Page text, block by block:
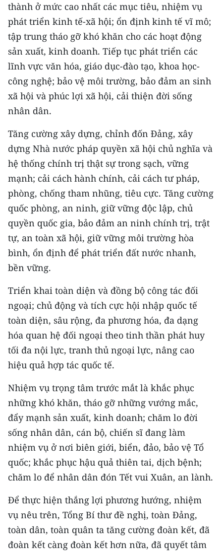
thành ở mức cao nhất các mục tiêu, nhiệm vụ
phát triển kinh tế-xã hội; ổn định kinh tế vĩ mô;
tập trung tháo gỡ khó khăn cho các hoạt động
sản xuất, kinh doanh. Tiếp tục phát triển các
lĩnh vực văn hóa, giáo dục-đào tạo, khoa học-
công nghệ; bảo vệ môi trường, bảo đảm an sinh
xã hội và phúc lợi xã hội, cải thiện đời sống
nhân dân.
Tăng cường xây dựng, chỉnh đốn Đảng, xây
dựng Nhà nước pháp quyền xã hội chủ nghĩa và
hệ thống chính trị thật sự trong sạch, vững
mạnh; cải cách hành chính, cải cách tư pháp,
phòng, chống tham nhũng, tiêu cực. Tăng cường
quốc phòng, an ninh, giữ vững độc lập, chủ
quyền quốc gia, bảo đảm an ninh chính trị, trật
tự, an toàn xã hội, giữ vững môi trường hòa
bình, ổn định để phát triển đất nước nhanh,
bền vững.
Triển khai toàn diện và đồng bộ công tác đối
ngoại; chủ động và tích cực hội nhập quốc tế
toàn diện, sâu rộng, đa phương hóa, đa dạng
hóa quan hệ đối ngoại theo tinh thần phát huy
tối đa nội lực, tranh thủ ngoại lực, nâng cao
hiệu quả hợp tác quốc tế.
Nhiệm vụ trọng tâm trước mắt là khắc phục
những khó khăn, tháo gỡ những vướng mắc,
đẩy mạnh sản xuất, kinh doanh; chăm lo đời
sống nhân dân, cán bộ, chiến sĩ đang làm
nhiệm vụ ở nơi biên giới, biển, đảo, bảo vệ Tổ
quốc; khắc phục hậu quả thiên tai, dịch bệnh;
chăm lo để nhân dân đón Tết vui Xuân, an lành.
Để thực hiện thắng lợi phương hướng, nhiệm
vụ nêu trên, Tổng Bí thư đề nghị, toàn Đảng,
toàn dân, toàn quân ta tăng cường đoàn kết, đã
đoàn kết càng đoàn kết hơn nữa, đã quyết tâm